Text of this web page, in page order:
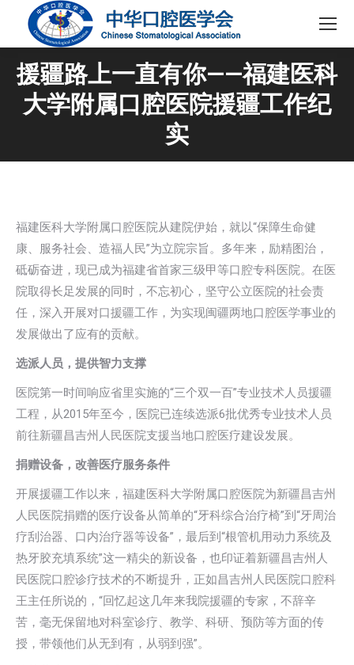
援疆路上一直有你——福建医科
大学附属口腔医院援疆工作纪
实
福建医科大学附属口腔医院从建院伊始，就以“保障生命健
康、服务社会、造福人民”为立院宗旨。多年来，励精图治，
砥砺奋进，现已成为福建省首家三级甲等口腔专科医院。在医
院取得长足发展的同时，不忘初心，坚守公立医院的社会责
任，深入开展对口援疆工作，为实现闽疆两地口腔医学事业的
发展做出了应有的贡献。
选派人员，提供智力支撑
医院第一时间响应省里实施的“三个双一百”专业技术人员援疆
工程，从2015年至今，医院已连续选派6批优秀专业技术人员
前往新疆昌吉州人民医院支援当地口腔医疗建设发展。
捐赠设备，改善医疗服务条件
开展援疆工作以来，福建医科大学附属口腔医院为新疆昌吉州
人民医院捐赠的医疗设备从简单的“牙科综合治疗椅”到“牙周治
疗刮治器、口内治疗器等设备”，最后到“根管机用动力系统及
热牙胶充填系统”这一精尖的新设备，也印证着新疆昌吉州人
民医院口腔诊疗技术的不断提升，正如昌吉州人民医院口腔科
王主任所说的，“回忆起这几年来我院援疆的专家，不辞辛
苦，毫无保留地对科室诊疗、教学、科研、预防等方面的传
授，带领他们从无到有，从弱到强”。